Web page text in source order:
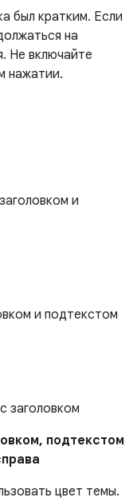
был кратким. Если
на
Не включайте
нажатии.
и
и подтекстом
заголовком
подтекстом
цвет темы.